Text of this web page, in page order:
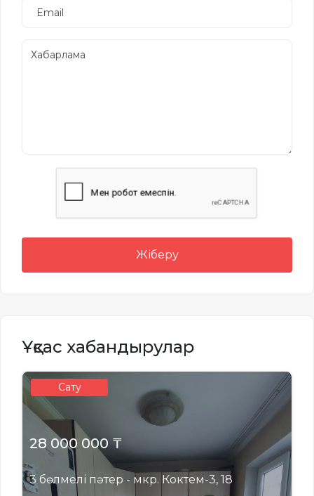
Жіберу
Ұқсас хабандырулар
Сату
28 000 000 ₸
3 бөлмелі пәтер - мкр. Коктем-3, 18